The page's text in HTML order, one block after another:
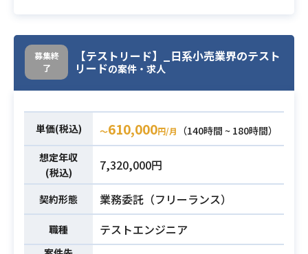
・AdobeXDを使用したUIデザイン
・Adobe XDでUIデザインが可能
以上
・制作物の確認が可能
・開発側との情報連携・質疑応答が
可能
・アプリデザイン経験がある
募集終
了
【テストリード】_日系小売業界のテスト
リードの案件・求人
単価(税込) 〜610,000円/月
（140時間 ~ 180時間）
想定年収
(税込)
7,320,000円
契約形態 業務委託（フリーランス）
職種 テストエンジニア